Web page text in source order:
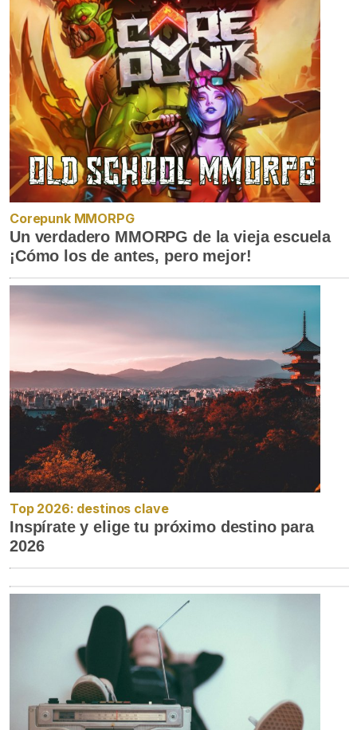
Corepunk MMORPG
Un verdadero MMORPG de la vieja escuela
¡Cómo los de antes, pero mejor!
Top 2026: destinos clave
Inspírate y elige tu próximo destino para
2026